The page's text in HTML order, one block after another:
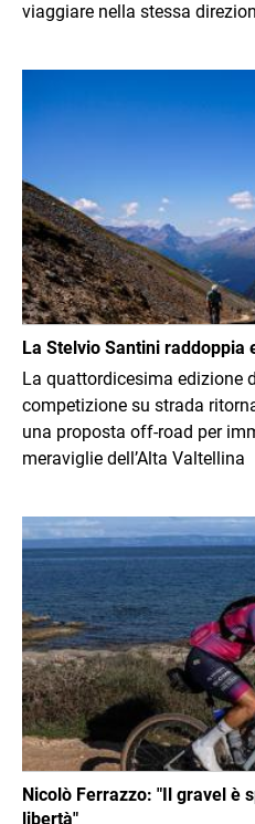
viaggiare nella stessa
La Stelvio Santini raddoppia
La quattordicesima edizione
competizione su strada
una proposta off-road per
meraviglie dell’Alta Valtellina
Immagine
Nicolò Ferrazzo: "Il gravel è
libertà"